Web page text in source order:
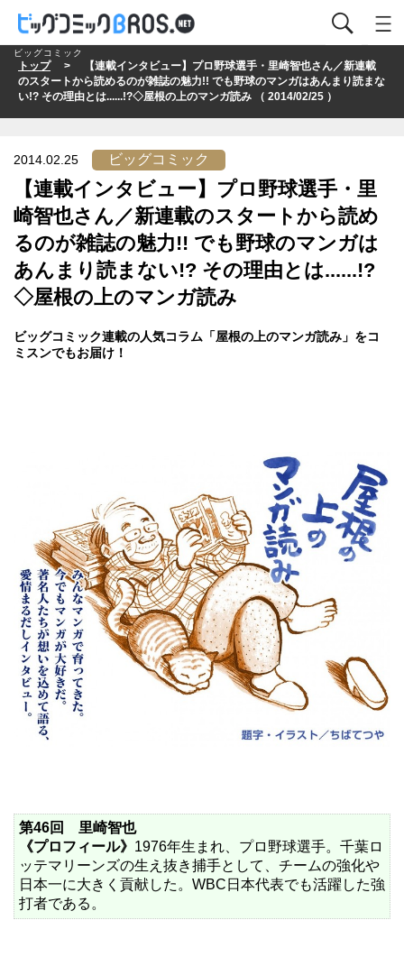
トップ> 【連載インタビュー】プロ野球選手・里崎智也さん／新連載
のスタートから読めるのが雑誌の魅力!! でも野球のマンガはあんまり読まな
い!? その理由とは......!?◇屋根の上のマンガ読み （ 2014/02/25 ）
ビッグコミック
2014.02.25
【連載インタビュー】プロ野球選手・里
崎智也さん／新連載のスタートから読め
るのが雑誌の魅力!! でも野球のマンガは
あんまり読まない!? その理由とは......!?
◇屋根の上のマンガ読み
ビッグコミック
ビッグコミック連載の人気コラム「屋根の上のマンガ読み」をコ
ミスンでもお届け！
第46回 里崎智也
《プロフィール》 1976年生まれ、プロ野球選手。千葉ロ
ッテマリーンズの生え抜き捕手として、チームの強化や
日本一に大きく貢献した。WBC日本代表でも活躍した強
打者である。